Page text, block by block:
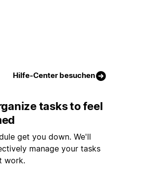
Hilfe-Center besuchen
tasks to feel
get you down. We'll
manage your tasks
work.